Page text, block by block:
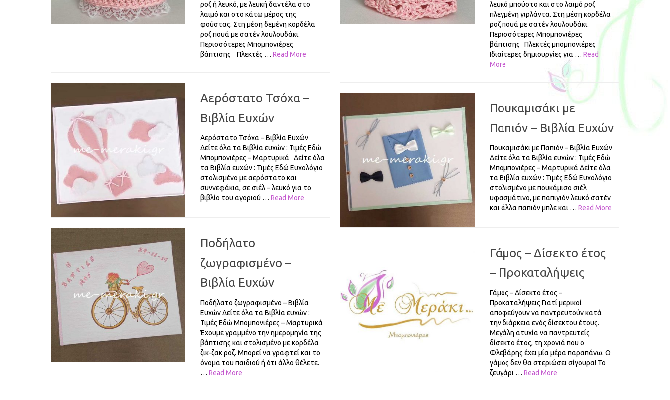
ροζ ή λευκό, με λευκή δαντέλα στο
λαιμό και στο κάτω μέρος της
φούστας. Στη μέση δεμένη κορδέλα
ροζ πουά με σατέν λουλουδάκι.
Περισσότερες Μπομπονιέρες
βάπτισης Πλεκτές … Read More
λευκό μπούστο και στο λαιμό ροζ
πλεγμένη γιρλάντα. Στη μέση κορδέλα
ροζ πουά με σατέν λουλουδάκι.
Περισσότερες Μπομπονιέρες
βάπτισης Πλεκτές μπομπονιέρες
Ιδιαίτερες δημιουργίες για … Read
More
Αερόστατο Τσόχα –
Βιβλία Ευχών
Αερόστατο Τσόχα – Βιβλία Ευχών
Δείτε όλα τα Βιβλία ευχών : Τιμές Εδώ
Μπομπονιέρες – Μαρτυρικά Δείτε όλα
τα Βιβλία ευχών : Τιμές Εδώ Ευχολόγιο
στολισμένο με αερόστατο και
συννεφάκια, σε σιέλ – λευκό για το
βιβλίο του αγοριού … Read More
Πουκαμισάκι με
Παπιόν – Βιβλία Ευχών
Πουκαμισάκι με Παπιόν – Βιβλία Ευχών
Δείτε όλα τα Βιβλία ευχών : Τιμές Εδώ
Μπομπονιέρες – Μαρτυρικά Δείτε όλα
τα Βιβλία ευχών : Τιμές Εδώ Ευχολόγιο
στολισμένο με πουκάμισο σιέλ
υφασμάτινο, με παπιγιόν λευκό σατέν
και άλλα παπιόν μπλε και … Read More
Ποδήλατο
ζωγραφισμένο –
Βιβλία Ευχών
Ποδήλατο ζωγραφισμένο – Βιβλία
Ευχών Δείτε όλα τα Βιβλία ευχών :
Τιμές Εδώ Μπομπονιέρες – Μαρτυρικά
Έχουμε γραμμένο την ημερομηνία της
βάπτισης και στολισμένο με κορδέλα
ζικ-ζακ ροζ. Μπορεί να γραφτεί και το
όνομα του παιδιού ή ότι άλλο θέλετε.
… Read More
Γάμος – Δίσεκτο έτος
– Προκαταλήψεις
Γάμος – Δίσεκτο έτος –
Προκαταλήψεις Γιατί μερικοί
αποφεύγουν να παντρευτούν κατά
την διάρκεια ενός δίσεκτου έτους.
Μεγάλη ατυχία να παντρευτείς
δίσεκτο έτος, τη χρονιά που ο
Φλεβάρης έχει μία μέρα παραπάνω. Ο
γάμος δεν θα στεριώσει σίγουρα! Το
ζευγάρι … Read More